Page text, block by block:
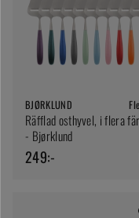
BJØRKLUND
Räfflad osthyvel, i flera
- Bjørklund
249:-